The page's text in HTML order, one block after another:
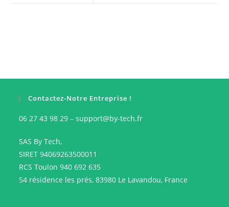
Contactez-Notre Entreprise !
06 27 43 98 29 – support@by-tech.fr
SAS By Tech,
SIRET 94069263500011
RCS Toulon 940 692 635
54 résidence les prés, 83980 Le Lavandou, France